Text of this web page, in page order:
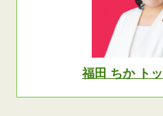
福田 ちか ト